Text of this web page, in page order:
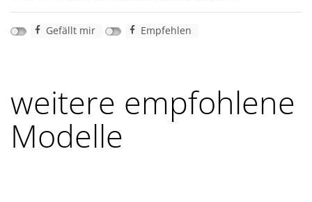
Gefällt mir Empfehlen
weitere empfohlene
Modelle